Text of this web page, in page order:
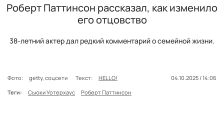
Роберт Паттинсон рассказал, как изменило
его отцовство
38-летний актер дал редкий комментарий о семейной жизни.
Фото: getty, соцсети Текст: HELLO!
04.10.2025 / 14:06
Теги:
Сьюки Уотерхаус Роберт Паттинсон